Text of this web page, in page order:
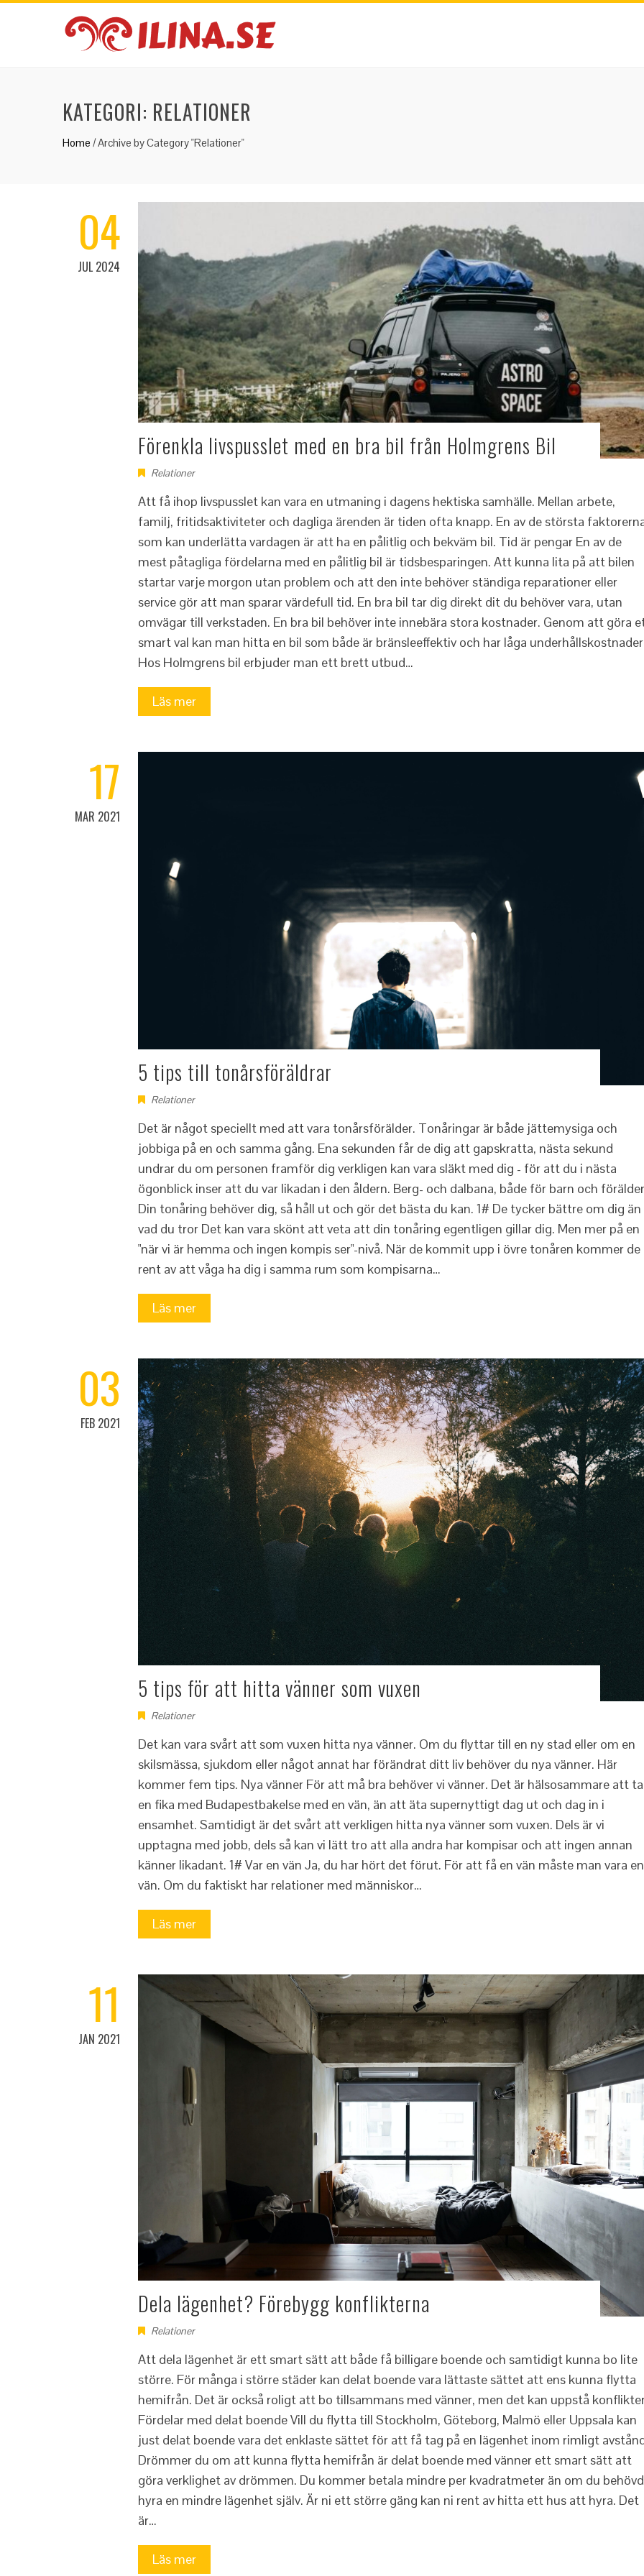
KATEGORI: RELATIONER
Home /Archive by Category "Relationer"
04
JUL 2024
Förenkla livspusslet med en bra bil från Holmgrens Bil
Relationer
Att få ihop livspusslet kan vara en utmaning i dagens hektiska samhälle. Mellan arbete,
familj, fritidsaktiviteter och dagliga ärenden är tiden ofta knapp. En av de största
som kan underlätta vardagen är att ha en pålitlig och bekväm bil. Tid är pengar En av de
mest påtagliga fördelarna med en pålitlig bil är tidsbesparingen. Att kunna lita på att bilen
startar varje morgon utan problem och att den inte behöver ständiga reparationer eller
service gör att man sparar värdefull tid. En bra bil tar dig direkt dit du behöver vara, utan
omvägar till verkstaden. En bra bil behöver inte innebära stora kostnader. Genom att göra
smart val kan man hitta en bil som både är bränsleeffektiv och har låga
Hos Holmgrens bil erbjuder man ett brett utbud…
Läs mer
17
MAR 2021
5 tips till tonårsföräldrar
Relationer
Det är något speciellt med att vara tonårsförälder. Tonåringar är både jättemysiga och
jobbiga på en och samma gång. Ena sekunden får de dig att gapskratta, nästa sekund
undrar du om personen framför dig verkligen kan vara släkt med dig - för att du i nästa
ögonblick inser att du var likadan i den åldern. Berg- och dalbana, både för barn och
Din tonåring behöver dig, så håll ut och gör det bästa du kan. 1# De tycker bättre om dig än
vad du tror Det kan vara skönt att veta att din tonåring egentligen gillar dig. Men mer på en
"när vi är hemma och ingen kompis ser"-nivå. När de kommit upp i övre tonåren kommer de
rent av att våga ha dig i samma rum som kompisarna…
Läs mer
03
FEB 2021
5 tips för att hitta vänner som vuxen
Relationer
Det kan vara svårt att som vuxen hitta nya vänner. Om du flyttar till en ny stad eller om en
skilsmässa, sjukdom eller något annat har förändrat ditt liv behöver du nya vänner. Här
kommer fem tips. Nya vänner För att må bra behöver vi vänner. Det är hälsosammare att ta
en fika med Budapestbakelse med en vän, än att äta supernyttigt dag ut och dag in i
ensamhet. Samtidigt är det svårt att verkligen hitta nya vänner som vuxen. Dels är vi
upptagna med jobb, dels så kan vi lätt tro att alla andra har kompisar och att ingen annan
känner likadant. 1# Var en vän Ja, du har hört det förut. För att få en vän måste man vara en
vän. Om du faktiskt har relationer med människor…
Läs mer
11
JAN 2021
Dela lägenhet? Förebygg konflikterna
Relationer
Att dela lägenhet är ett smart sätt att både få billigare boende och samtidigt kunna bo lite
större. För många i större städer kan delat boende vara lättaste sättet att ens kunna flytta
hemifrån. Det är också roligt att bo tillsammans med vänner, men det kan uppstå
Fördelar med delat boende Vill du flytta till Stockholm, Göteborg, Malmö eller Uppsala kan
just delat boende vara det enklaste sättet för att få tag på en lägenhet inom rimligt
Drömmer du om att kunna flytta hemifrån är delat boende med vänner ett smart sätt att
göra verklighet av drömmen. Du kommer betala mindre per kvadratmeter än om du
hyra en mindre lägenhet själv. Är ni ett större gäng kan ni rent av hitta ett hus att hyra. Det
är…
Läs mer